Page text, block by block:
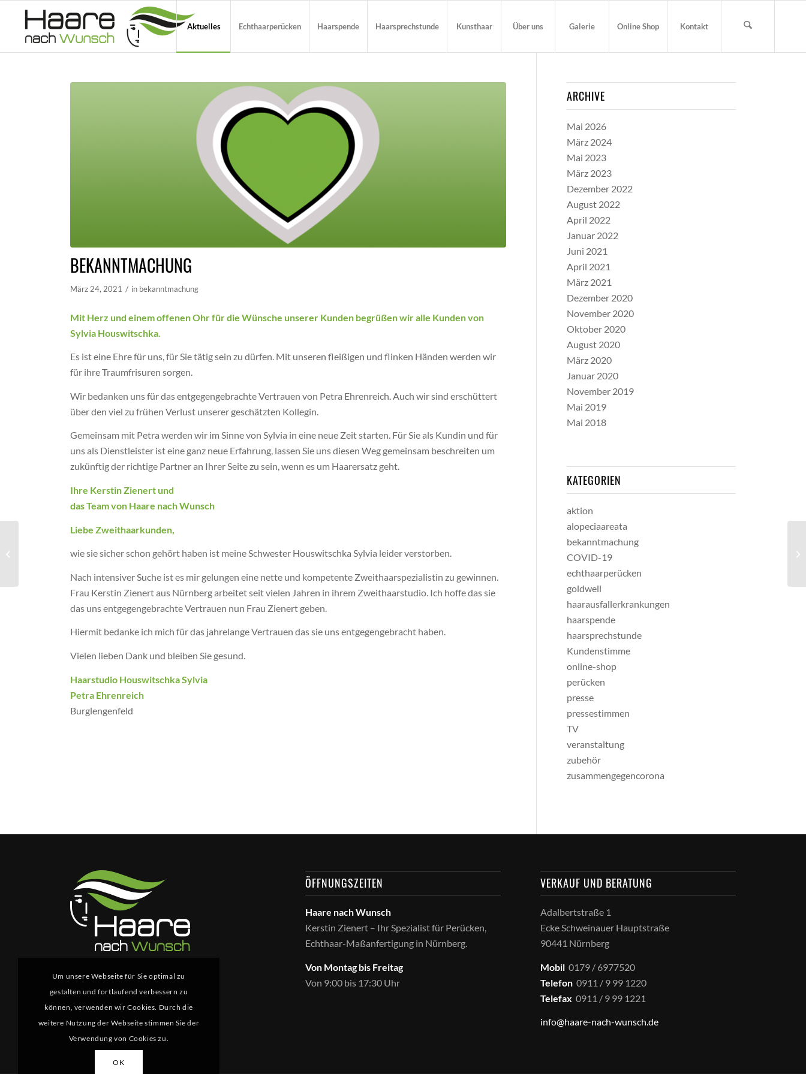
Aktuelles Echthaarperücken Haarspende Haarsprechstunde Kunsthaar Über uns Galerie Online Shop Kontakt
BEKANNTMACHUNG
März 24, 2021 / in bekanntmachung
Mit Herz und einem offenen Ohr für die Wünsche unserer Kunden begrüßen wir alle Kunden von
Sylvia Houswitschka.
Es ist eine Ehre für uns, für Sie tätig sein zu dürfen. Mit unseren fleißigen und flinken Händen werden wir
für ihre Traumfrisuren sorgen.
Wir bedanken uns für das entgegengebrachte Vertrauen von Petra Ehrenreich. Auch wir sind erschüttert
über den viel zu frühen Verlust unserer geschätzten Kollegin.
Gemeinsam mit Petra werden wir im Sinne von Sylvia in eine neue Zeit starten. Für Sie als Kundin und für
uns als Dienstleister ist eine ganz neue Erfahrung, lassen Sie uns diesen Weg gemeinsam beschreiten um
zukünftig der richtige Partner an Ihrer Seite zu sein, wenn es um Haarersatz geht.
Ihre Kerstin Zienert und
das Team von Haare nach Wunsch
Liebe Zweithaarkunden,
wie sie sicher schon gehört haben ist meine Schwester Houswitschka Sylvia leider verstorben.
Nach intensiver Suche ist es mir gelungen eine nette und kompetente Zweithaarspezialistin zu gewinnen.
Frau Kerstin Zienert aus Nürnberg arbeitet seit vielen Jahren in ihrem Zweithaarstudio. Ich hoffe das sie
das uns entgegengebrachte Vertrauen nun Frau Zienert geben.
Hiermit bedanke ich mich für das jahrelange Vertrauen das sie uns entgegengebracht haben.
Vielen lieben Dank und bleiben Sie gesund.
Haarstudio Houswitschka Sylvia
Petra Ehrenreich
Burglengenfeld
ARCHIVE
Mai 2026
März 2024
Mai 2023
März 2023
Dezember 2022
August 2022
April 2022
Januar 2022
Juni 2021
April 2021
März 2021
Dezember 2020
November 2020
Oktober 2020
August 2020
März 2020
Januar 2020
November 2019
Mai 2019
Mai 2018
KATEGORIEN
aktion
alopeciaareata
bekanntmachung
COVID-19
echthaarperücken
goldwell
haarausfallerkrankungen
haarspende
haarsprechstunde
Kundenstimme
online-shop
perücken
presse
pressestimmen
TV
veranstaltung
zubehör
zusammengegencorona
ÖFFNUNGSZEITEN
Haare nach Wunsch
Kerstin Zienert – Ihr Spezialist für Perücken,
Echthaar-Maßanfertigung in Nürnberg.
Von Montag bis Freitag
Von 9:00 bis 17:30 Uhr
VERKAUF UND BERATUNG
Adalbertstraße 1
Ecke Schweinauer Hauptstraße
90441 Nürnberg
Mobil 0179 / 6977520
Telefon 0911 / 9 99 1220
Telefax 0911 / 9 99 1221
info@haare-nach-wunsch.de
sind weiterhin für Sie da!
Um unsere Webseite für Sie optimal zu
gestalten und fortlaufend verbessern zu
können, verwenden wir Cookies. Durch die
weitere Nutzung der Webseite stimmen Sie der
Verwendung von Cookies zu.
OK